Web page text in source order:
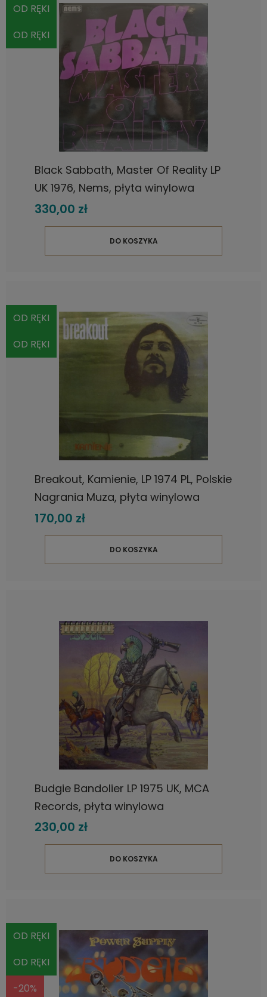
Black Sabbath, Master Of Reality LP
UK 1976, Nems, płyta winylowa
330,00 zł
DO KOSZYKA
OD RĘKI
OD RĘKI
Breakout, Kamienie, LP 1974 PL, Polskie
Nagrania Muza, płyta winylowa
170,00 zł
DO KOSZYKA
OD RĘKI
OD RĘKI
Budgie Bandolier LP 1975 UK, MCA
Records, płyta winylowa
230,00 zł
DO KOSZYKA
OD RĘKI
OD RĘKI
-20%